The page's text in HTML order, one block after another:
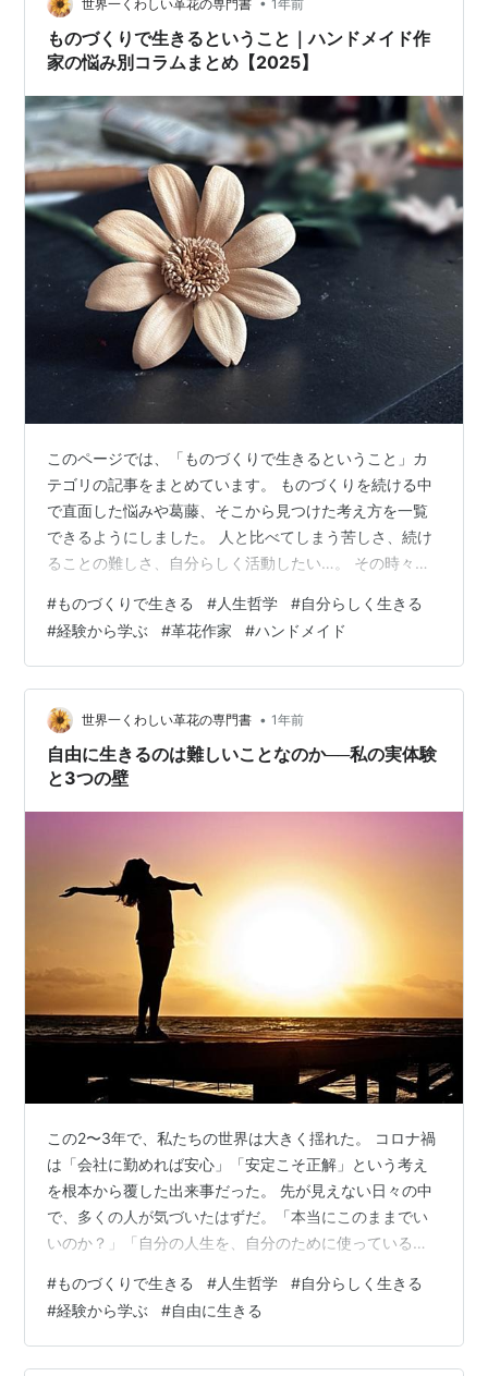
場合、希望退職ではなく、職場自体がなく…
世界一くわしい革花の専門書 1年前
ものづくりで生きるということ｜ハンドメイド作
家の悩み別コラムまとめ【2025】
このページでは、「ものづくりで生きるということ」カ
テゴリの記事をまとめています。 ものづくりを続ける中
で直面した悩みや葛藤、そこから見つけた考え方を一覧
できるようにしました。 人と比べてしまう苦しさ、続け
ることの難しさ、自分らしく活動したい…。 その時々の
の変化をたどっていただけます。 世界観 ハンドメイド作
家が商品の軸（作風）を見つける小さなサインと世界観
の育て方 革花作家の視点から見た、世界観のひとつのか
たち 販売・お金 「お金とは何か」を問う｜ものづくりで
働く意味と心の豊かさ ハンドメイドを仕事にしたいあな
たへ｜始める前に読んでほしい最初…
#ものづくりで生きる #人生哲学 #自分らしく生きる
#経験から学ぶ #革花作家 #ハンドメイド
世界一くわしい革花の専門書 • 1年前
自由に生きるのは難しいことなのか──私の実体験
と3つの壁
この2〜3年で、私たちの世界は大きく揺れた。 コロナ禍
は「会社に勤めれば安心」「安定こそ正解」という考え
を根本から覆した出来事だった。 先が見えない日々の中
で、多くの人が気づいたはずだ。「本当にこのままでい
いのか？」「自分の人生を、自分のために使っているの
い」と願う声が一気に広がった。 けれど――。頭ではそ
う思っていても、実際に自由を選んで動き出す人はまだ
少ない。「難しい」「自分には無理」と心のブレーキを
#ものづくりで生きる #人生哲学 #自分らしく生きる
#経験から学ぶ #自由に生きる